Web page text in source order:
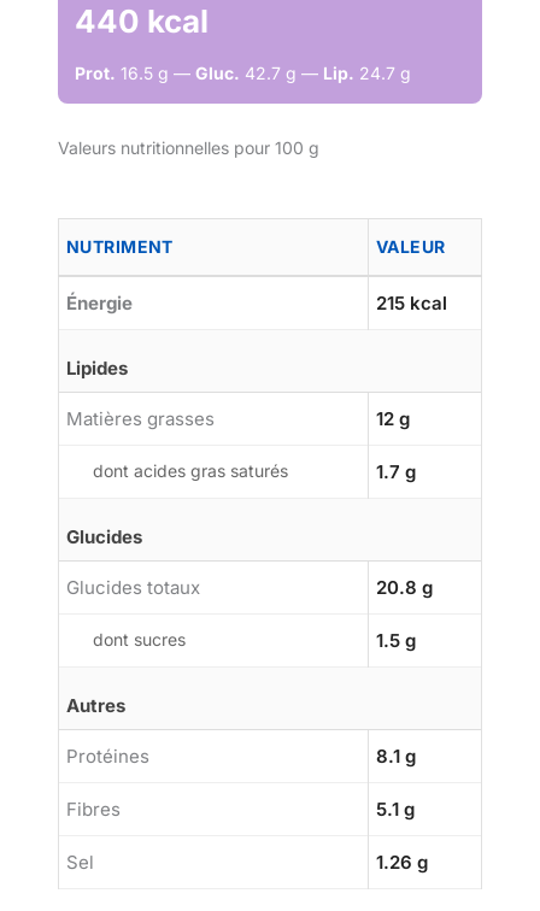
440 kcal
Prot. 16.5 g — Gluc. 42.7 g — Lip. 24.7 g
Valeurs nutritionnelles pour 100 g
NUTRIMENT VALEUR
Énergie 215 kcal
Lipides
Matières grasses 12 g
dont acides gras saturés 1.7 g
Glucides
Glucides totaux 20.8 g
dont sucres 1.5 g
Autres
Protéines 8.1 g
Fibres 5.1 g
Sel 1.26 g